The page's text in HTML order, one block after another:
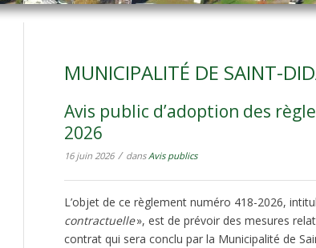
MUNICIPALITÉ DE SAINT-
Avis public d’adoption des
2026
16 juin 2026 / dansAvis publics
L’objet de ce règlement numéro 418-2026,
contractuelle», est de prévoir des mesures
contrat qui sera conclu par la Municipalité de